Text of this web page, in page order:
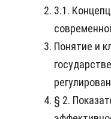
3.1.
Понятие и
§ 2.